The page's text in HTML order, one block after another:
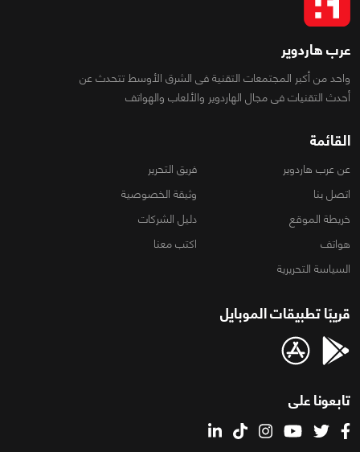
عرب هاردوير
واحد من أكبر المجتمعات التقنية فى الشرق الأوسط تتحدث عن
أحدث التقنيات فى مجال الهاردوير والألعاب والهواتف
القائمة
عن عرب هاردوير
فريق التحرير
اتصل بنا
وثيقة الخصوصية
خريطة الموقع
دليل الشركات
هواتف
اكتب معنا
السياسة التحريرية
قريبًا تطبيقات الموبايل
تابعونا على